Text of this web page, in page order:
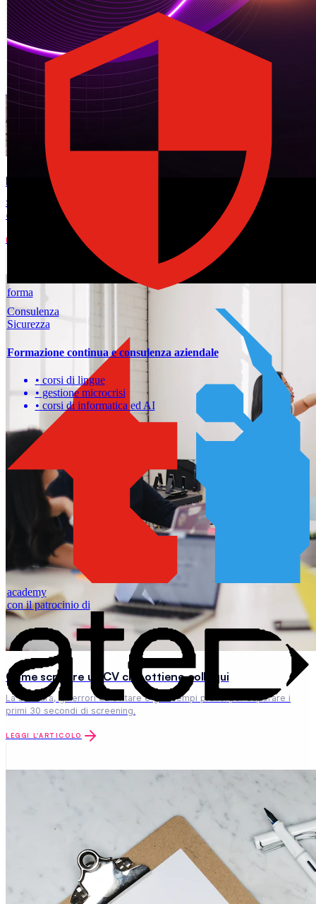
forma
academy
con il patrocinio di
Consulenza
Sicurezza
Formazione continua e consulenza aziendale
• corsi di lingue
• gestione microcrisi
• corsi di informatica ed AI
I settori con più opportunità di lavoro oggi
Sanità, tech, logistica e costruzioni: dove cresce la domanda e quali
competenze contano.
LEGGI L'ARTICOLO
Come scrivere un CV che ottiene colloqui
La struttura, gli errori da evitare e gli esempi pratici per superare i
primi 30 secondi di screening.
LEGGI L'ARTICOLO